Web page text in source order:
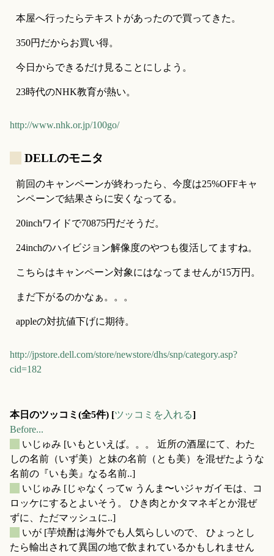
本屋へ行ったらテキストがあったので買ってきた。
350円だからお買い得。
今日からできるだけ見ることにしよう。
23時代のNHK教育が熱い。
http://www.nhk.or.jp/100go/
DELLのモニタ
前回のキャンペーンが終わったら、今度は25%OFFキャ
ンペーンで結果さらに安くなってる。
20inchワイドで70875円だそうだ。
24inchのハイビジョン解像度のやつも復活してますね。
こちらはキャンペーン対象にはなってませんが15万円。
まだ下がるのかなぁ。。。
appleの対抗値下げに期待。
http://jpstore.dell.com/store/newstore/dhs/snp/category.asp?
cid=182
本日のツッコミ(全5件) [ツッコミを入れる]
Before...
いじゅみ [いもといえば。。。 近所の酒屋にて、わた
しの名前（いず美）と妹の名前（とも美）を混ぜたような
名前の『いも美』なる名前..]
いじゅみ [じゃなくってw うんま〜いジャガイモは、コ
ロッケにするとよいそう。 ひき肉とかタマネギとか混ぜ
ずに、ただマッシュに..]
いが [芋焼酎は海外でも人気らしいので、 ひょっとし
たら輸出されて異国の地で飲まれているかもしれません